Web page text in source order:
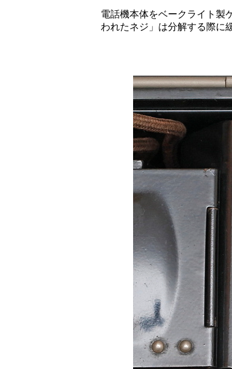
電話機本体をベークライト製
われたネジ」は分解する際に